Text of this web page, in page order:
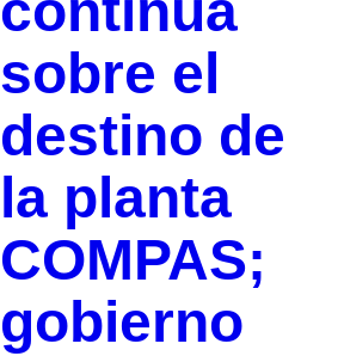
sobre el
destino de
la planta
COMPAS;
gobierno